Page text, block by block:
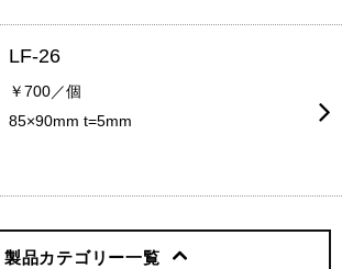
LF-26
￥700／個
85×90mm t=5mm
製品カテゴリー一覧